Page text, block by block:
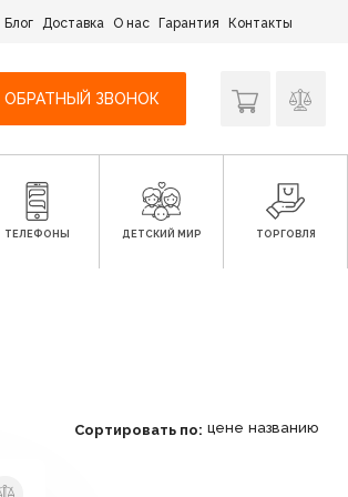
Блог Доставка О нас Гарантия Контакты
ОБРАТНЫЙ ЗВОНОК
ТЕЛЕФОНЫ ДЕТСКИЙ МИР ТОРГОВЛЯ
Сортировать по: цене названию